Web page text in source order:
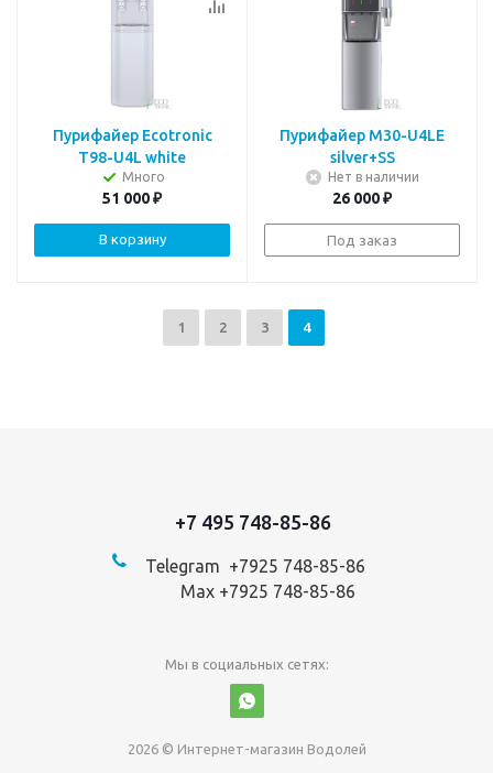
Пурифайер Ecotronic
T98-U4L white
Много
51 000₽
В корзину
Пурифайер M30-U4LE
silver+SS
Нет в наличии
26 000₽
Под заказ
1 2 3 4
+7 495 748-85-86
Telegram +7925 748-85-86
Max +7925 748-85-86
Мы в социальных сетях:
2026 © Интернет-магазин Водолей